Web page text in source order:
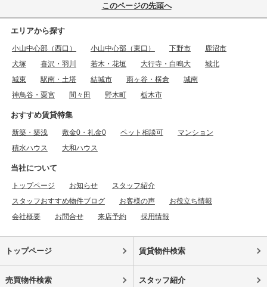
このページの先頭へ
エリアから探す
小山中心部（西口） 小山中心部（東口） 下野市
鹿沼市
犬塚
喜沢・羽川 若木・花垣 大行寺・白鳴大
城北
城東
駅南・土塔 結城市 雨ヶ谷・横倉
城南
神鳥谷・粟宮
間々田 野木町 栃木市
おすすめ賃貸特集
新築・築浅 敷金0・礼金0 ペット相談可
マンション
積水ハウス
大和ハウス
当社について
トップページ お知らせ
スタッフ紹介
スタッフおすすめ物件ブログ
お客様の声
お役立ち情報
会社概要
お問合せ 来店予約 採用情報
トップページ 賃貸物件検索
売買物件検索 スタッフ紹介